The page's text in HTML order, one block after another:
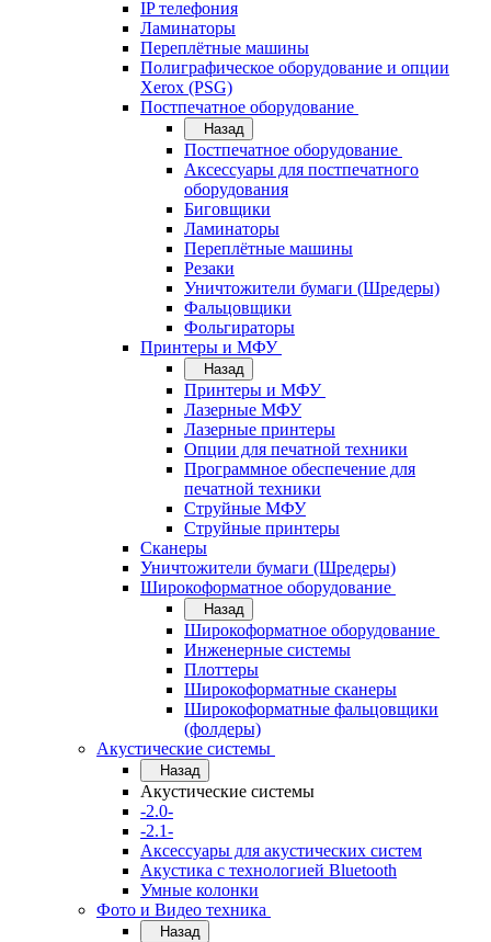
IP телефония
Ламинаторы
Переплётные машины
Полиграфическое оборудование и опции
Xerox (PSG)
Постпечатное оборудование
Назад
Постпечатное оборудование
Аксессуары для постпечатного
оборудования
Биговщики
Ламинаторы
Переплётные машины
Резаки
Уничтожители бумаги (Шредеры)
Фальцовщики
Фольгираторы
Принтеры и МФУ
Назад
Принтеры и МФУ
Лазерные МФУ
Лазерные принтеры
Опции для печатной техники
Программное обеспечение для
печатной техники
Струйные МФУ
Струйные принтеры
Сканеры
Уничтожители бумаги (Шредеры)
Широкоформатное оборудование
Назад
Широкоформатное оборудование
Инженерные системы
Плоттеры
Широкоформатные сканеры
Широкоформатные фальцовщики
(фолдеры)
Акустические системы
Назад
Акустические системы
-2.0-
-2.1-
Аксессуары для акустических систем
Акустика с технологией Bluetooth
Умные колонки
Фото и Видео техника
Назад